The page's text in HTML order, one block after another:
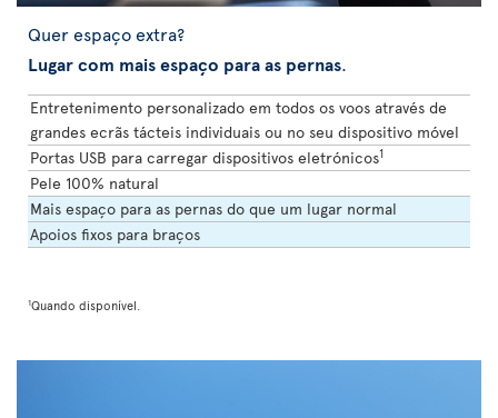
Quer espaço extra?
Lugar com mais espaço para as pernas.
Entretenimento personalizado em todos os voos através de
grandes ecrãs tácteis individuais ou no seu dispositivo móvel
Portas USB para carregar dispositivos eletrónicos1
Pele 100% natural
Mais espaço para as pernas do que um lugar normal
Apoios fixos para braços
1Quando disponível.